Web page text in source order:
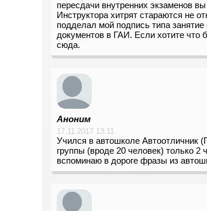
пересдачи внутренних экзаменов
Инструктора хитрят стараются не
подделал мой подпись типа
документов в ГАИ. Если хотите что
сюда.
Аноним
17.11.2017 13:11
Учился в автошколе Автоотличник
группы (вроде 20 человек) только 2
вспоминаю в дороге фразы из